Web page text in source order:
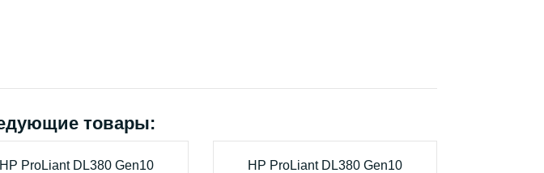
товары:
HP ProLiant DL380 Gen10
HP ProLiant DL380 Gen10